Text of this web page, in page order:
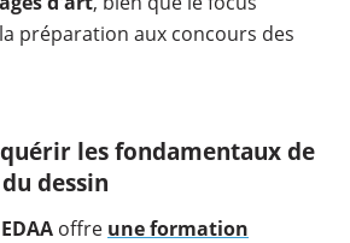
préparation aux concours des
les fondamentaux de
dessin
offre une formation